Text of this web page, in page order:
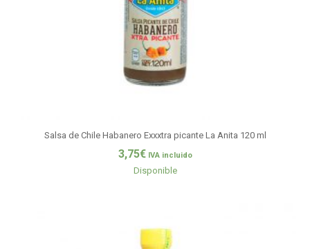
Salsa de Chile Habanero Exxxtra picante La Anita 120 ml
3,75€ IVA incluido
Disponible